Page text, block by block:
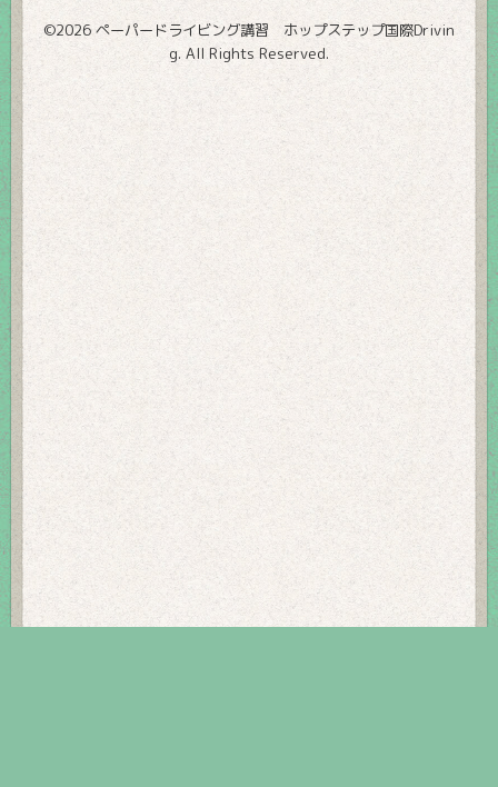
©2026 ペーパードライビング講習 ホップステップ国際Drivin
g. All Rights Reserved.